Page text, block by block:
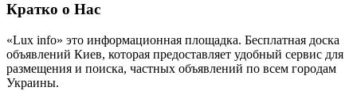
Кратко о Нас
«Lux info» это информационная площадка. Бесплатная доска
объявлений Киев, которая предоставляет удобный сервис для
размещения и поиска, частных объявлений по всем городам
Украины.